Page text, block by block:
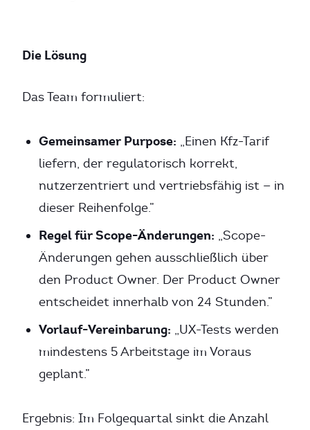
Die Lösung
Das Team formuliert:
Gemeinsamer Purpose: „Einen Kfz-Tarif
liefern, der regulatorisch korrekt,
nutzerzentriert und vertriebsfähig ist — in
dieser Reihenfolge.”
Regel für Scope-Änderungen: „Scope-
Änderungen gehen ausschließlich über
den Product Owner. Der Product Owner
entscheidet innerhalb von 24 Stunden.”
Vorlauf-Vereinbarung: „UX-Tests werden
mindestens 5 Arbeitstage im Voraus
geplant.”
Ergebnis: Im Folgequartal sinkt die Anzahl